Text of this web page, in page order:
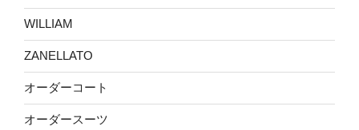
WILLIAM
ZANELLATO
オーダーコート
オーダースーツ